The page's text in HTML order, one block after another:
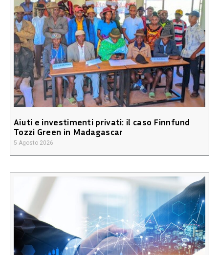
Aiuti e investimenti privati: il caso Finnfund
Tozzi Green in Madagascar
5 Agosto 2026